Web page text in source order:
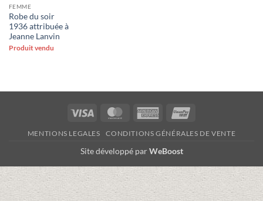
FEMME
Robe du soir
1936 attribuée à
Jeanne Lanvin
Produit vendu
Visa MasterCardAmerican
MENTIONS LEGALES CONDITIONS GÉNÉRALES DE VENTE
Site développé parWeBoost